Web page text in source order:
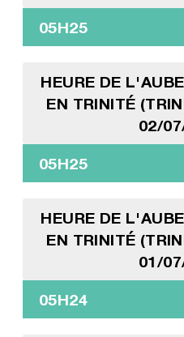
05H25
HEURE DE
EN TRINITÉ
02/
05H25
HEURE DE
EN TRINITÉ
01/
05H24